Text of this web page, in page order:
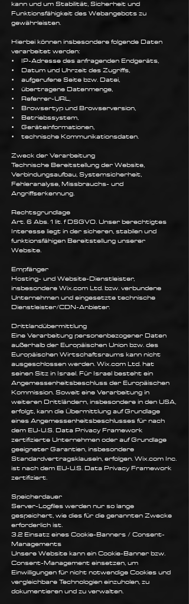
kann und um Stabilität, Sicherheit und
Funktionsfähigkeit des Webangebots zu
gewährleisten.
Hierbei können insbesondere folgende Daten
verarbeitet werden:
• IP-Adresse des anfragenden Endgeräts,
• Datum und Uhrzeit des Zugriffs,
• aufgerufene Seite bzw. Datei,
• übertragene Datenmenge,
• Referrer-URL,
• Browsertyp und Browserversion,
• Betriebssystem,
• Geräteinformationen,
• technische Kommunikationsdaten.
Zweck der Verarbeitung
Technische Bereitstellung der Website,
Verbindungsaufbau, Systemsicherheit,
Fehleranalyse, Missbrauchs- und
Angriffserkennung.
Rechtsgrundlage
Art. 6 Abs. 1 lit. f DSGVO. Unser berechtigtes
Interesse liegt in der sicheren, stabilen und
funktionsfähigen Bereitstellung unserer
Website.
Empfänger
Hosting- und Website-Dienstleister,
insbesondere Wix.com Ltd. bzw. verbundene
Unternehmen und eingesetzte technische
Dienstleister/CDN-Anbieter.
Drittlandübermittlung
Eine Verarbeitung personenbezogener Daten
außerhalb der Europäischen Union bzw. des
Europäischen Wirtschaftsraums kann nicht
ausgeschlossen werden. Wix.com Ltd. hat
seinen Sitz in Israel. Für Israel besteht ein
Angemessenheitsbeschluss der Europäischen
Kommission. Soweit eine Verarbeitung in
weiteren Drittländern, insbesondere in den USA,
erfolgt, kann die Übermittlung auf Grundlage
eines Angemessenheitsbeschlusses für nach
dem EU-U.S. Data Privacy Framework
zertifizierte Unternehmen oder auf Grundlage
geeigneter Garantien, insbesondere
Standardvertragsklauseln, erfolgen. Wix.com Inc.
ist nach dem EU-U.S. Data Privacy Framework
zertifiziert.
Speicherdauer
Server-Logfiles werden nur so lange
gespeichert, wie dies für die genannten Zwecke
erforderlich ist.
3.2 Einsatz eines Cookie-Banners / Consent-
Managements
Unsere Website kann ein Cookie-Banner bzw.
Consent-Management einsetzen, um
Einwilligungen für nicht notwendige Cookies und
vergleichbare Technologien einzuholen, zu
dokumentieren und zu verwalten.